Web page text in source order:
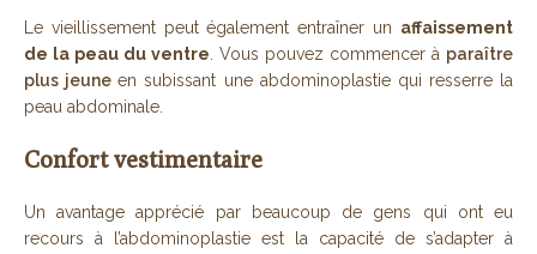
Le vieillissement peut également entraîner un affaissement
de la peau du ventre . Vous pouvez commencer à paraître
plus jeuneen subissant une abdominoplastie qui resserre la
peau abdominale.
Confort vestimentaire
Un avantage apprécié par beaucoup de gens qui ont eu
recours à l’abdominoplastie est la capacité de s’adapter à